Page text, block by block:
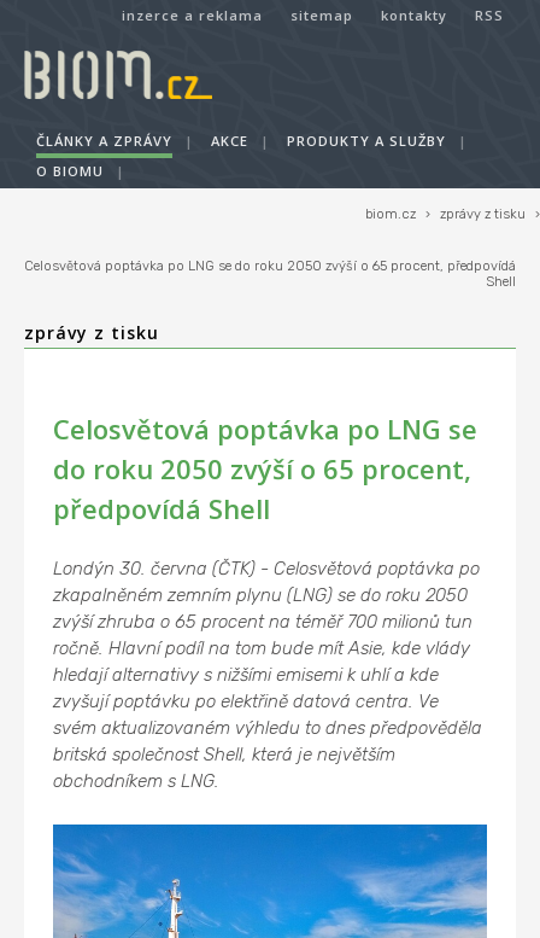
inzerce a reklama sitemap kontakty RSS
ČLÁNKY A ZPRÁVY | AKCE | PRODUKTY A SLUŽBY
|
O BIOMU
|
biom.cz › zprávy z tisku ›
Celosvětová poptávka po LNG se do roku 2050 zvýší o 65 procent, předpovídá
Shell
zprávy z tisku
Celosvětová poptávka po LNG se
do roku 2050 zvýší o 65 procent,
předpovídá Shell
Londýn 30. června (ČTK) - Celosvětová poptávka po
zkapalněném zemním plynu (LNG) se do roku 2050
zvýší zhruba o 65 procent na téměř 700 milionů tun
ročně. Hlavní podíl na tom bude mít Asie, kde vlády
hledají alternativy s nižšími emisemi k uhlí a kde
zvyšují poptávku po elektřině datová centra. Ve
svém aktualizovaném výhledu to dnes předpověděla
britská společnost Shell, která je největším
obchodníkem s LNG.